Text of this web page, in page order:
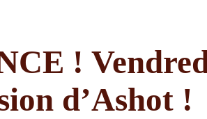
!
d’Ashot !